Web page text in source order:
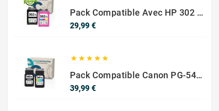
Pack Compatible Avec HP 302 XL Noir Et Couleur - SANS NIVEAU ENCRE
29,99 €Prix
    
Pack Compatible Canon PG-540 XL / CL-541 XL – Noir & Couleur – Haute Capacité
39,99 €Prix